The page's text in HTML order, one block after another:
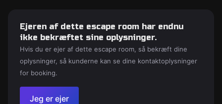
Ejeren af dette escape room har endnu
ikke bekræftet sine oplysninger.
Hvis du er ejer af dette escape room, så bekræft dine
oplysninger, så kunderne kan se dine kontaktoplysninger
for booking.
Jeg er ejer